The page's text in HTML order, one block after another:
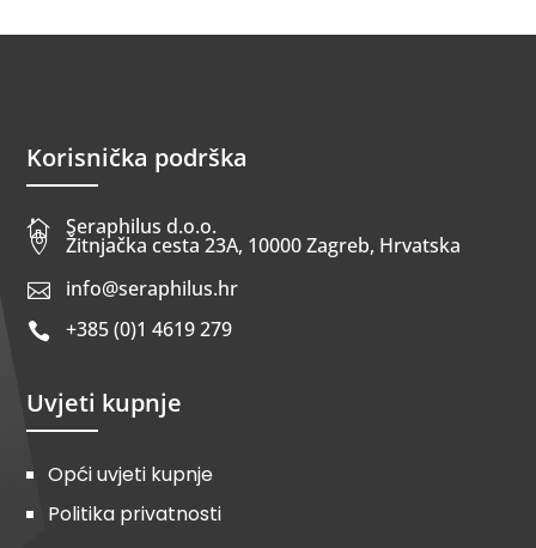
Korisnička podrška
 Seraphilus d.o.o.
 Žitnjačka cesta 23A, 10000 Zagreb, Hrvatska
 info@seraphilus.hr
 +385 (0)1 4619 279
Uvjeti kupnje
Opći uvjeti kupnje
Politika privatnosti